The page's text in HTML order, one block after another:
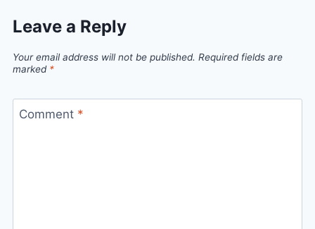
Leave a Reply
Your email address will not be published. Required fields are
marked *
Comment *